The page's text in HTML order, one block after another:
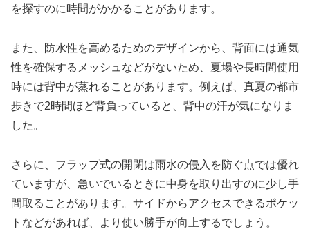
を探すのに時間がかかることがあります。
また、防水性を高めるためのデザインから、背面には通気
性を確保するメッシュなどがないため、夏場や長時間使用
時には背中が蒸れることがあります。例えば、真夏の都市
歩きで2時間ほど背負っていると、背中の汗が気になりま
した。
さらに、フラップ式の開閉は雨水の侵入を防ぐ点では優れ
ていますが、急いでいるときに中身を取り出すのに少し手
間取ることがあります。サイドからアクセスできるポケッ
トなどがあれば、より使い勝手が向上するでしょう。